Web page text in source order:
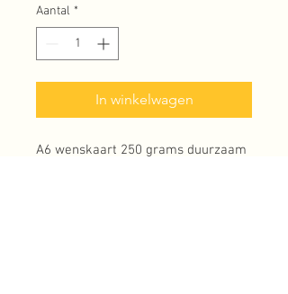
Aantal *
In winkelwagen
A6 wenskaart 250 grams duurzaam